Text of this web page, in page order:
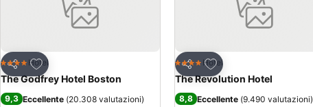
Condividi
Aggiungi ai preferiti
4 StelleHotel
The Godfrey Hotel Boston
9,3 Eccellente (20.308 valutazioni)
Condividi
Aggiungi ai preferiti
4 StelleHotel
The Revolution Hotel
8,8 Eccellente (9.490 valutazioni)